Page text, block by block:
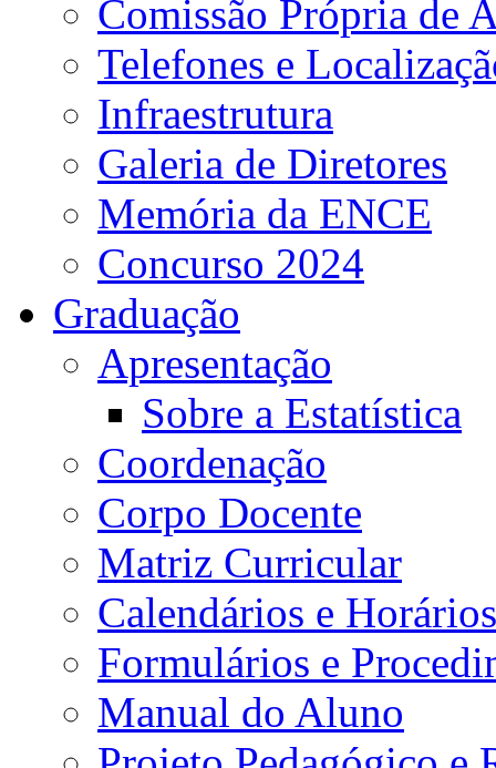
Comissão Própria de
Telefones e
Infraestrutura
Galeria de Diretores
Memória da ENCE
Concurso 2024
Graduação
Apresentação
Sobre a Estatística
Coordenação
Corpo Docente
Matriz Curricular
Calendários e Horários
Formulários e
Manual do Aluno